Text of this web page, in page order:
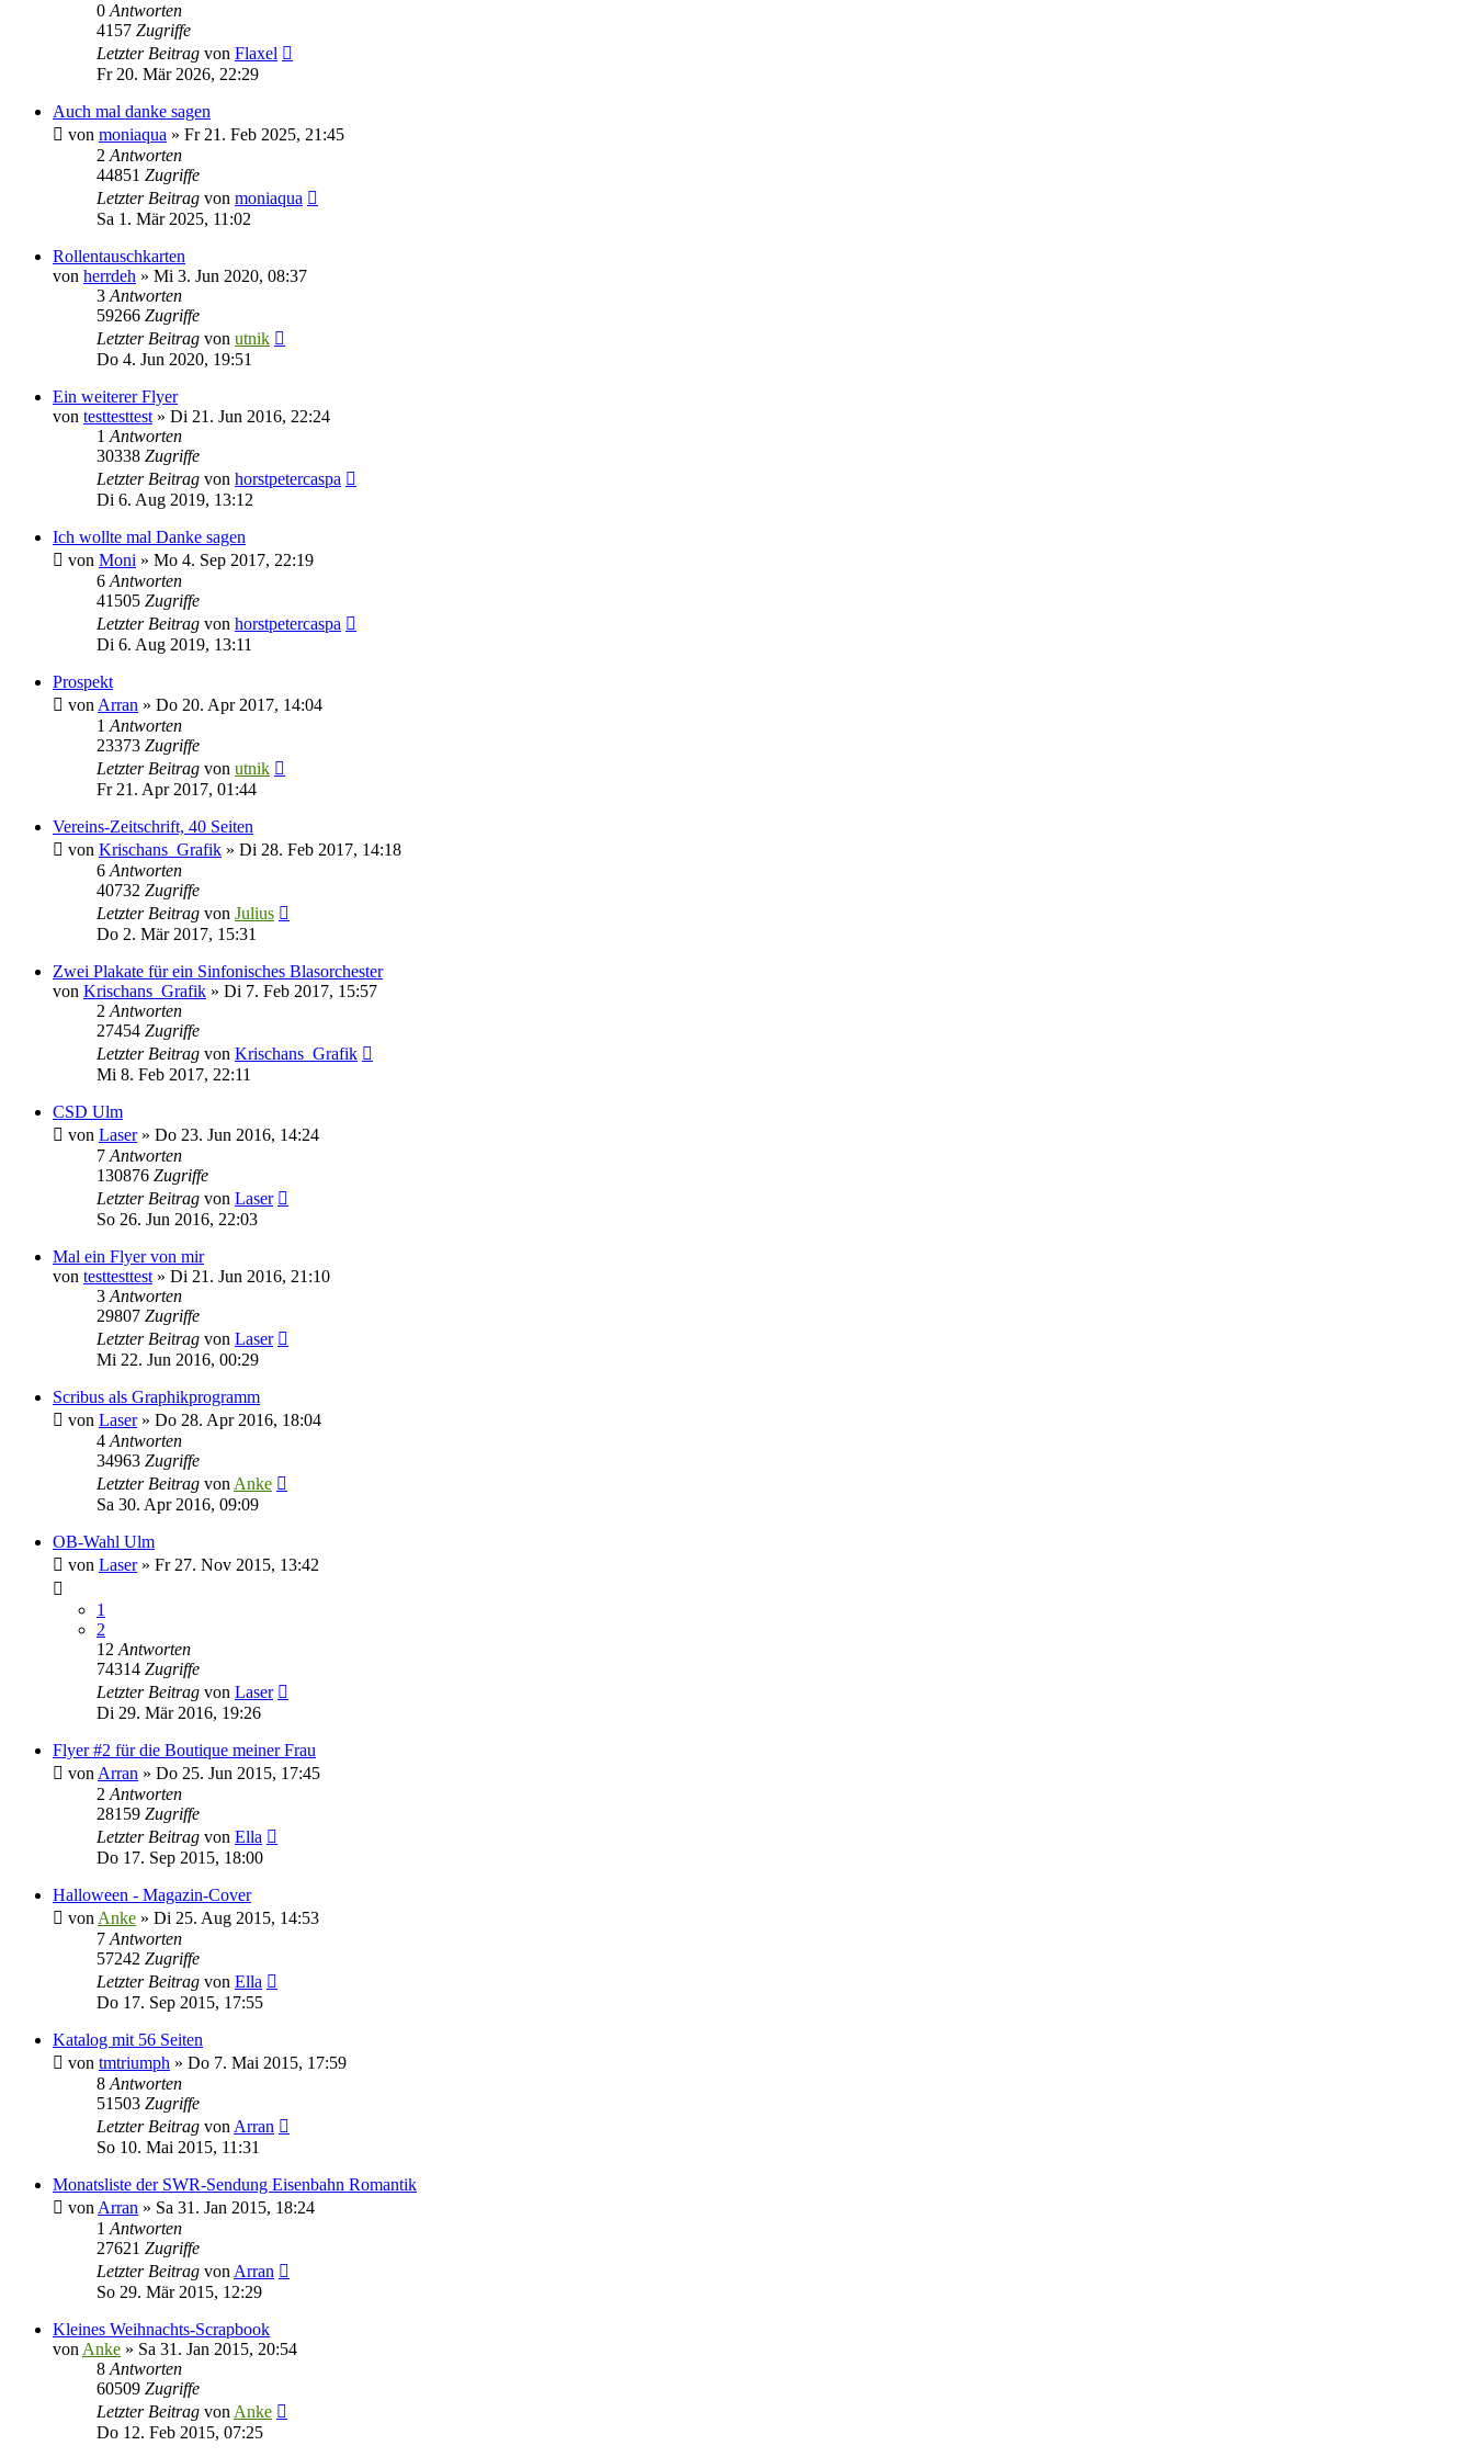
0 Antworten
4157 Zugriffe
Letzter Beitrag von Flaxel
Fr 20. Mär 2026, 22:29
Auch mal danke sagen
von moniaqua » Fr 21. Feb 2025, 21:45
2 Antworten
44851 Zugriffe
Letzter Beitrag von moniaqua
Sa 1. Mär 2025, 11:02
Rollentauschkarten
von herrdeh » Mi 3. Jun 2020, 08:37
3 Antworten
59266 Zugriffe
Letzter Beitrag von utnik
Do 4. Jun 2020, 19:51
Ein weiterer Flyer
von testtesttest » Di 21. Jun 2016, 22:24
1 Antworten
30338 Zugriffe
Letzter Beitrag von horstpetercaspa
Di 6. Aug 2019, 13:12
Ich wollte mal Danke sagen
von Moni » Mo 4. Sep 2017, 22:19
6 Antworten
41505 Zugriffe
Letzter Beitrag von horstpetercaspa
Di 6. Aug 2019, 13:11
Prospekt
von Arran » Do 20. Apr 2017, 14:04
1 Antworten
23373 Zugriffe
Letzter Beitrag von utnik
Fr 21. Apr 2017, 01:44
Vereins-Zeitschrift, 40 Seiten
von Krischans_Grafik » Di 28. Feb 2017, 14:18
6 Antworten
40732 Zugriffe
Letzter Beitrag von Julius
Do 2. Mär 2017, 15:31
Zwei Plakate für ein Sinfonisches Blasorchester
von Krischans_Grafik » Di 7. Feb 2017, 15:57
2 Antworten
27454 Zugriffe
Letzter Beitrag von Krischans_Grafik
Mi 8. Feb 2017, 22:11
CSD Ulm
von Laser» Do 23. Jun 2016, 14:24
7 Antworten
130876 Zugriffe
Letzter Beitrag von Laser
So 26. Jun 2016, 22:03
Mal ein Flyer von mir
von testtesttest » Di 21. Jun 2016, 21:10
3 Antworten
29807 Zugriffe
Letzter Beitrag von Laser
Mi 22. Jun 2016, 00:29
Scribus als Graphikprogramm
von Laser» Do 28. Apr 2016, 18:04
4 Antworten
34963 Zugriffe
Letzter Beitrag von Anke
Sa 30. Apr 2016, 09:09
OB-Wahl Ulm
von Laser» Fr 27. Nov 2015, 13:42
1
2
12 Antworten
74314 Zugriffe
Letzter Beitrag von Laser
Di 29. Mär 2016, 19:26
Flyer #2 für die Boutique meiner Frau
von Arran » Do 25. Jun 2015, 17:45
2 Antworten
28159 Zugriffe
Letzter Beitrag von Ella
Do 17. Sep 2015, 18:00
Halloween - Magazin-Cover
von Anke » Di 25. Aug 2015, 14:53
7 Antworten
57242 Zugriffe
Letzter Beitrag von Ella
Do 17. Sep 2015, 17:55
Katalog mit 56 Seiten
von tmtriumph » Do 7. Mai 2015, 17:59
8 Antworten
51503 Zugriffe
Letzter Beitrag von Arran
So 10. Mai 2015, 11:31
Monatsliste der SWR-Sendung Eisenbahn Romantik
von Arran » Sa 31. Jan 2015, 18:24
1 Antworten
27621 Zugriffe
Letzter Beitrag von Arran
So 29. Mär 2015, 12:29
Kleines Weihnachts-Scrapbook
von Anke » Sa 31. Jan 2015, 20:54
8 Antworten
60509 Zugriffe
Letzter Beitrag von Anke
Do 12. Feb 2015, 07:25